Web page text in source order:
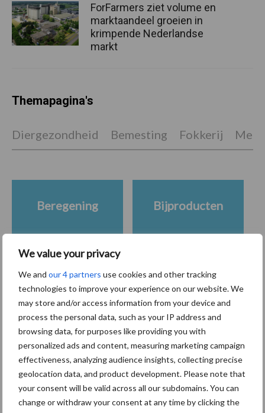
We value your privacy
We and our 4 partners use cookies and other tracking
technologies to improve your experience on our website. We
may store and/or access information from your device and
process the personal data, such as your IP address and
browsing data, for purposes like providing you with
personalized ads and content, measuring marketing campaign
effectiveness, analyzing audience insights, collecting precise
geolocation data, and product development. Please note that
your consent will be valid across all our subdomains. You can
change or withdraw your consent at any time by clicking the
Primaire
Sidebar
Recent nieuws Partner nieuws
Grondstoffenmarkt blijft grillig:
droogte en geopolitiek houden
handel in de greep
ForFarmers ziet volume en
marktaandeel groeien in
krimpende Nederlandse
markt
Themapagina's
Diergezondheid Bemesting Fokkerij
Beregening Bijproducten
Toon meer